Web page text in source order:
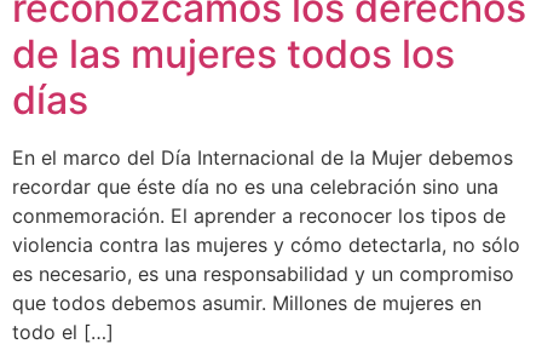
de las mujeres todos los
días
En el marco del Día Internacional de la Mujer debemos
recordar que éste día no es una celebración sino una
conmemoración. El aprender a reconocer los tipos de
violencia contra las mujeres y cómo detectarla, no sólo
es necesario, es una responsabilidad y un compromiso
que todos debemos asumir. Millones de mujeres en
todo el […]